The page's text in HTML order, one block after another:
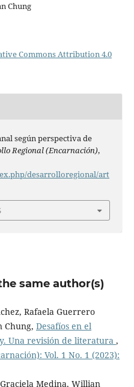
Chung
Commons Attribution 4.0
según perspectiva de
Regional (Encarnación),
desarrolloregional/art
same author(s)
Rafaela Guerrero
Chung, Desafíos en el
Una revisión de literatura ,
Vol. 1 No. 1 (2023):
Medina, Willian